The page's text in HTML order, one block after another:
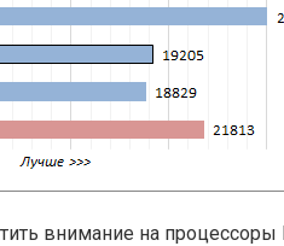
внимание на